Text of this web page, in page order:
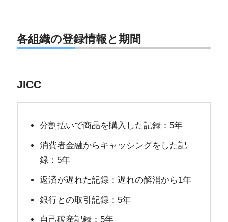
各組織の登録情報と期間
JICC
分割払いで商品を購入した記録：5年
消費者金融からキャッシングをした記
録：5年
返済が遅れた記録：遅れの解消から1年
銀行との取引記録：5年
自己破産記録：5年